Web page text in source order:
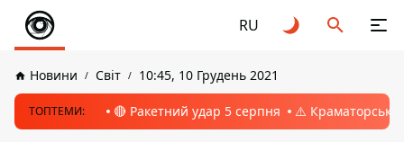
RU
Новини Світ 10:45, 10 Грудень 2021
ТОПТЕМИ: 🔴 Ракетний удар 5 серпня ⚠️ Краматорськ,